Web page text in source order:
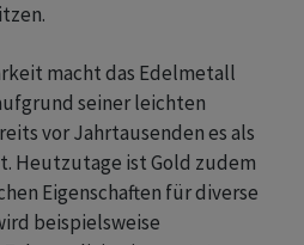
macht das Edelmetall
seiner leichten
vor Jahrtausenden es als
Heutzutage ist Gold zudem
Eigenschaften für diverse
beispielsweise